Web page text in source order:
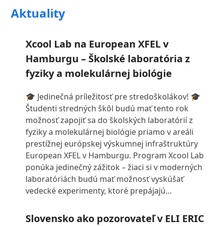
Aktuality
Xcool Lab na European XFEL v
Hamburgu – Školské laboratória z
fyziky a molekulárnej biológie
🎓 Jedinečná príležitosť pre stredoškolákov! 🎓
Študenti stredných škôl budú mať tento rok
možnosť zapojiť sa do školských laboratórií z
fyziky a molekulárnej biológie priamo v areáli
prestížnej európskej výskumnej infraštruktúry
European XFEL v Hamburgu. Program Xcool Lab
ponúka jedinečný zážitok – žiaci si v moderných
laboratóriách budú mať možnosť vyskúšať
vedecké experimenty, ktoré prepájajú…
Slovensko ako pozorovateľ v ELI ERIC